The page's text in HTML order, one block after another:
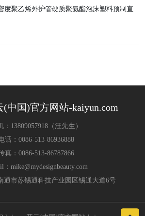
聚乙烯外护管硬质聚氨酯泡沫塑料预制直
(中国)官方网站-kaiyun.com
： 13809057918 （汪先生）
话：0086-513-86936888
真：0086-513-86787866
： mike@mydesignbeauty.com
通市苏锡通科技产业园区锡通大道6号